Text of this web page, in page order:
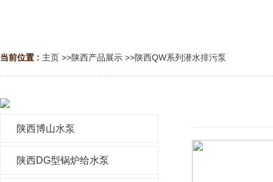
当前位置 : 主页 >>陕西产品展示 >>陕西QW系列潜水排污泵
陕西博山水泵
陕西DG型锅炉给水泵